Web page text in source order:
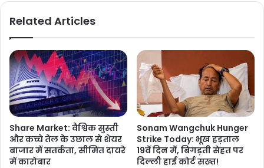
Related Articles
Share Market: वैश्विक सुस्ती
और कच्चे तेल के उछाल से शेयर
बाजार में सतर्कता, सीमित दायरे
में कारोबार
Sonam Wangchuk Hunger
Strike Today: भूख हड़ताल
19वें दिन में, बिगड़ती सेहत पर
दिल्ली हाई कोर्ट सख्त!